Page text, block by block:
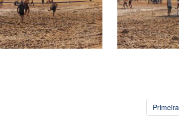
Primeira